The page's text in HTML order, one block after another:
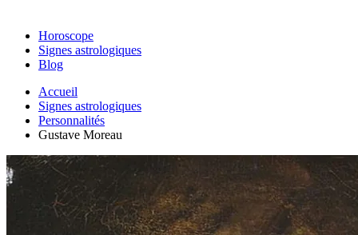
Horoscope
Signes astrologiques
Blog
Accueil
Signes astrologiques
Personnalités
Gustave Moreau